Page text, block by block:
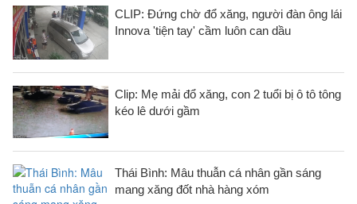
CLIP: Đứng chờ đổ xăng, người đàn ông lái
Innova 'tiện tay' cầm luôn can dầu
Clip: Mẹ mải đổ xăng, con 2 tuổi bị ô tô tông
kéo lê dưới gầm
Thái Bình: Mâu thuẫn cá nhân gần sáng
mang xăng đốt nhà hàng xóm